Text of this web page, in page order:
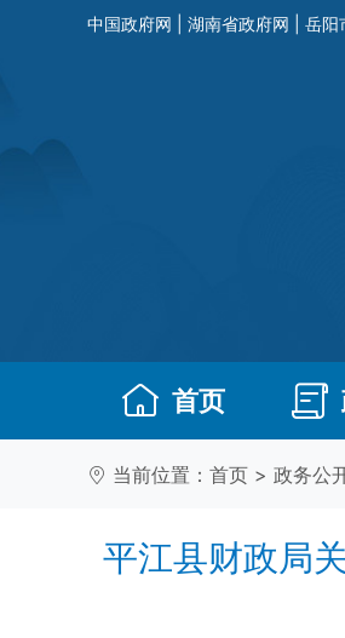
中国政府网 湖南省政府网 岳阳
首页
当前位置： 首页 > 政务公
平江县财政局